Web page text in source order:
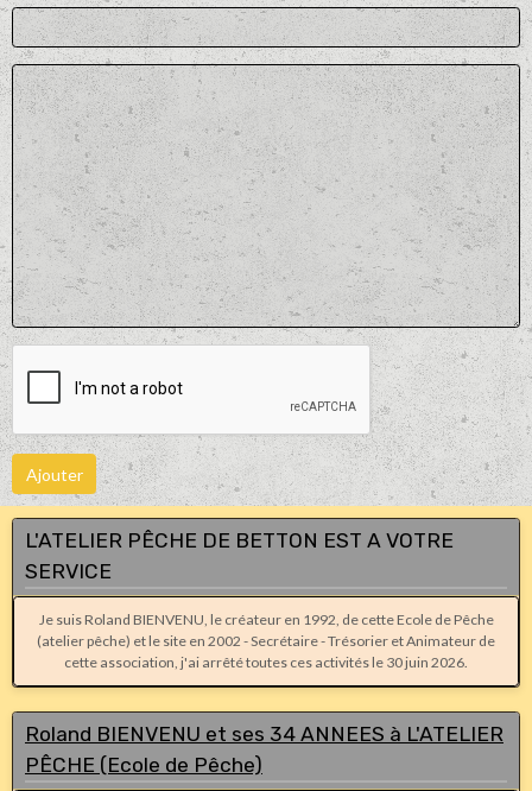
Ajouter
L'ATELIER PÊCHE DE BETTON EST A VOTRE
SERVICE
Je suis Roland BIENVENU, le créateur en 1992, de cette Ecole de Pêche
(atelier pêche) et le site en 2002 - Secrétaire - Trésorier et Animateur de
cette association, j'ai arrêté toutes ces activités le 30 juin 2026.
Roland BIENVENU et ses 34 ANNEES à L'ATELIER
PÊCHE (Ecole de Pêche)